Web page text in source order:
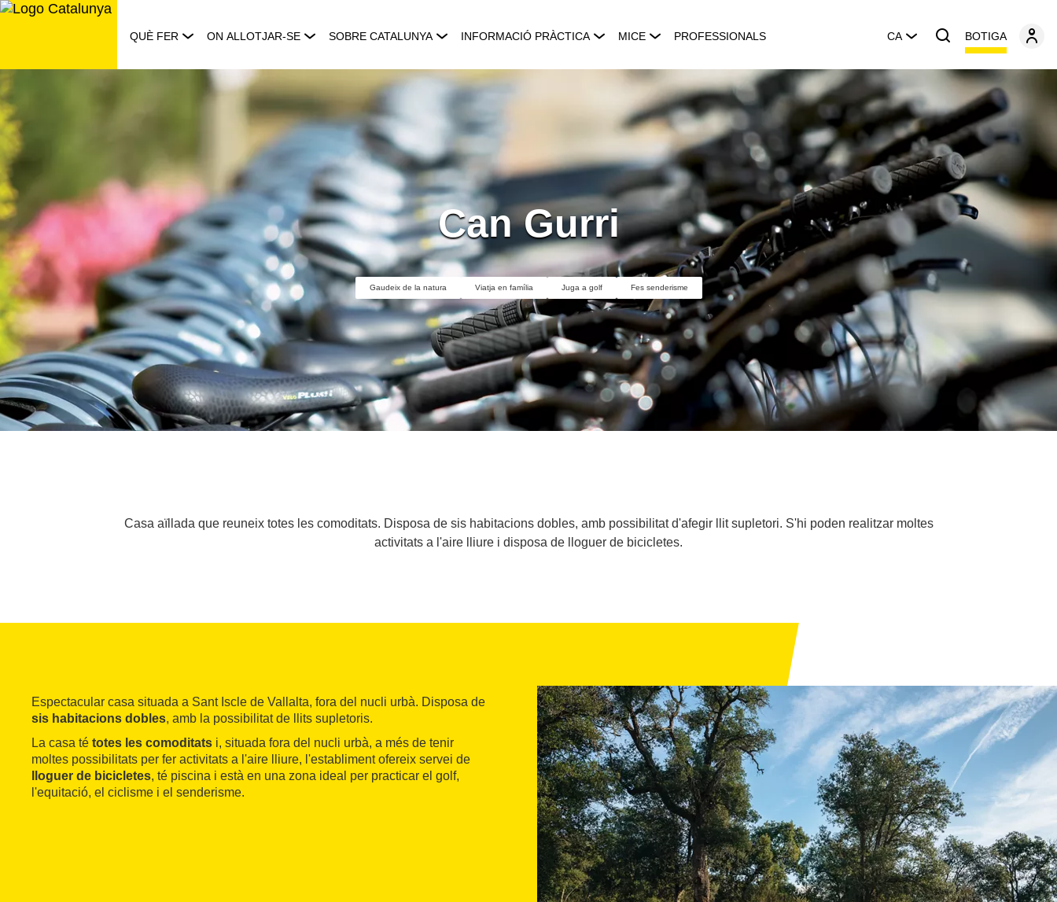
Saltar
QUÈ FER ON ALLOTJAR-SE SOBRE CATALUNYA INFORMACIÓ PRÀCTICA MICE PROFESSIONALS CA BOTIGA
Can Gurri
Gaudeix de la natura Viatja en família Juga a golf Fes senderisme
Casa aïllada que reuneix totes les comoditats. Disposa de sis habitacions dobles, amb possibilitat d'afegir llit supletori. S'hi poden realitzar moltes
activitats a l'aire lliure i disposa de lloguer de bicicletes.
Espectacular casa situada a Sant Iscle de Vallalta, fora del nucli urbà. Disposa de
sis habitacions dobles, amb la possibilitat de llits supletoris.
La casa té totes les comoditats i, situada fora del nucli urbà, a més de tenir
moltes possibilitats per fer activitats a l'aire lliure, l'establiment ofereix servei de
lloguer de bicicletes, té piscina i està en una zona ideal per practicar el golf,
l'equitació, el ciclisme i el senderisme.